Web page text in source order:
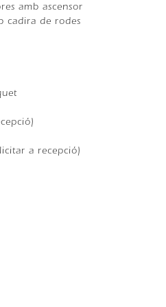
amb ascensor
cadira de rodes
a recepció)